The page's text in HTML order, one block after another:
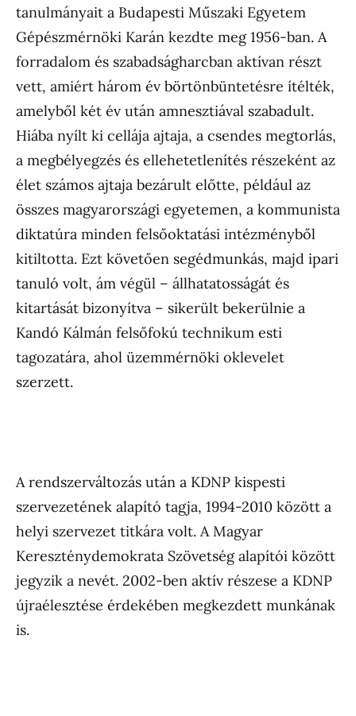
tanulmányait a Budapesti Műszaki Egyetem
Gépészmérnöki Karán kezdte meg 1956-ban. A
forradalom és szabadságharcban aktívan részt
vett, amiért három év börtönbüntetésre ítélték,
amelyből két év után amnesztiával szabadult.
Hiába nyílt ki cellája ajtaja, a csendes megtorlás,
a megbélyegzés és ellehetetlenítés részeként az
élet számos ajtaja bezárult előtte, például az
összes magyarországi egyetemen, a kommunista
diktatúra minden felsőoktatási intézményből
kitiltotta. Ezt követően segédmunkás, majd ipari
tanuló volt, ám végül – állhatatosságát és
kitartását bizonyítva – sikerült bekerülnie a
Kandó Kálmán felsőfokú technikum esti
tagozatára, ahol üzemmérnöki oklevelet
szerzett.
A rendszerváltozás után a KDNP kispesti
szervezetének alapító tagja, 1994-2010 között a
helyi szervezet titkára volt. A Magyar
Kereszténydemokrata Szövetség alapítói között
jegyzik a nevét. 2002-ben aktív részese a KDNP
újraélesztése érdekében megkezdett munkának
is.